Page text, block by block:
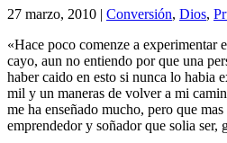
27 marzo, 2010 | Conversión, Dios,
«Hace poco comenze a experimentar
cayo, aun no entiendo por que una
haber caido en esto si nunca lo habia
mil y un maneras de volver a mi
me ha enseñado mucho, pero que
emprendedor y soñador que solia ser,